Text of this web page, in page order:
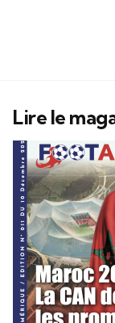
Lire le